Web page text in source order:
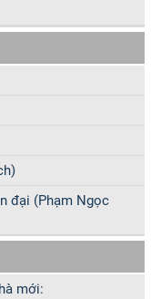
đại (Phạm Ngọc
mới: